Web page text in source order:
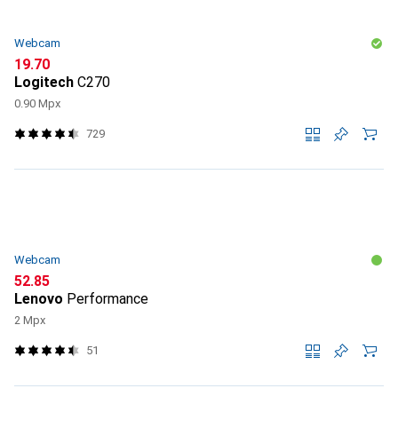
Webcam
CHF
19.70
Logitech C270
0.90 Mpx
729
Webcam
CHF
52.85
Lenovo Performance
2 Mpx
51